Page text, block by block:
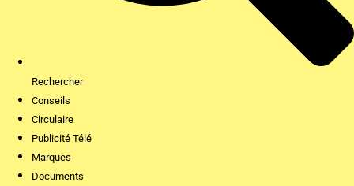
Rechercher
Conseils
Circulaire
Publicité Télé
Marques
Documents